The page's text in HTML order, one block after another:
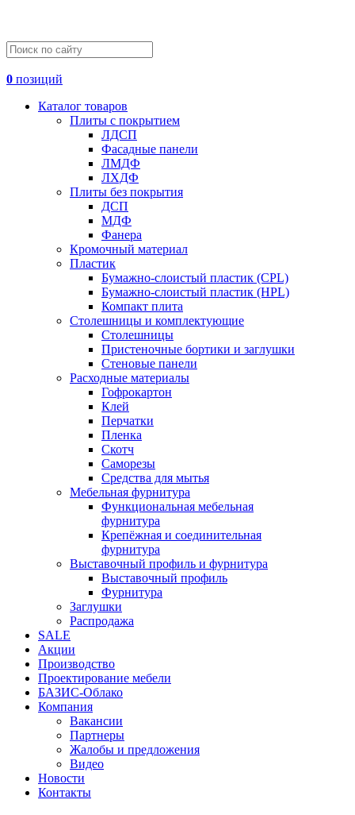
0 позиций
Каталог товаров
Плиты с покрытием
ЛДСП
Фасадные панели
ЛМДФ
ЛХДФ
Плиты без покрытия
ДСП
МДФ
Фанера
Кромочный материал
Пластик
Бумажно-слоистый пластик (CPL)
Бумажно-слоистый пластик (HPL)
Компакт плита
Столешницы и комплектующие
Столешницы
Пристеночные бортики и заглушки
Стеновые панели
Расходные материалы
Гофрокартон
Клей
Перчатки
Пленка
Скотч
Саморезы
Средства для мытья
Мебельная фурнитура
Функциональная мебельная
фурнитура
Крепёжная и соединительная
фурнитура
Выставочный профиль и фурнитура
Выставочный профиль
Фурнитура
Заглушки
Распродажа
SALE
Акции
Производство
Проектирование мебели
БАЗИС-Облако
Компания
Вакансии
Партнеры
Жалобы и предложения
Видео
Новости
Контакты